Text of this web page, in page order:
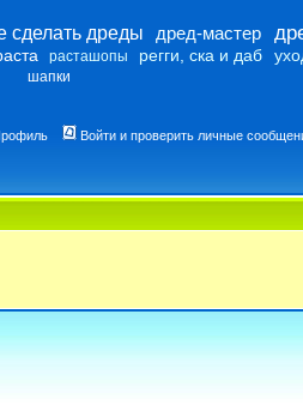
сделать дреды дред-мастер
расташопы регги, ска и даб
шапки
Войти и проверить личные